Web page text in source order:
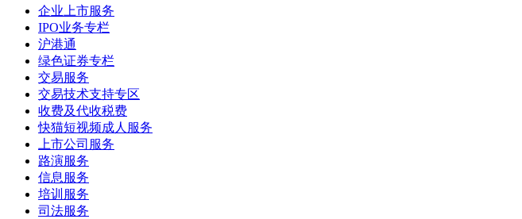
企业上市服务
IPO业务专栏
沪港通
绿色证券专栏
交易服务
交易技术支持专区
收费及代收税费
快猫短视频成人服务
上市公司服务
路演服务
信息服务
培训服务
司法服务